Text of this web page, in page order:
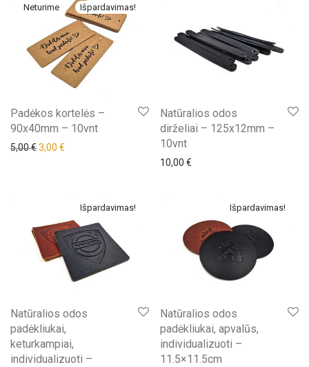
Išpardavimas!
Padėkos kortelės –
90x40mm – 10vnt
5,00€Original price was: 5,00 €.
3,00 €
Natūralios odos
dirželiai – 125x12mm –
10vnt
10,00 €
Išpardavimas!
Natūralios odos
padėkliukai,
keturkampiai,
individualizuoti –
Išpardavimas!
Natūralios odos
padėkliukai, apvalūs,
individualizuoti –
11.5×11.5cm